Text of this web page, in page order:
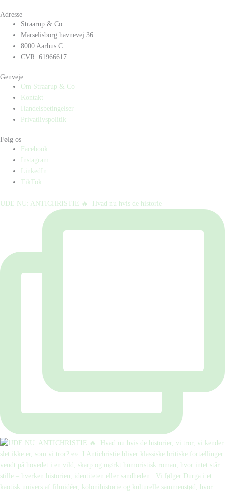
Adresse
Straarup & Co
Marselisborg havnevej 36
8000 Aarhus C
CVR: 61966617
Genveje
Om Straarup & Co
Kontakt
Handelsbetingelser
Privatlivspolitik
Følg os
Facebook
Instagram
LinkedIn
TikTok
UDE NU: ANTICHRISTIE 🔥⁠ ⁠ Hvad nu hvis de historie